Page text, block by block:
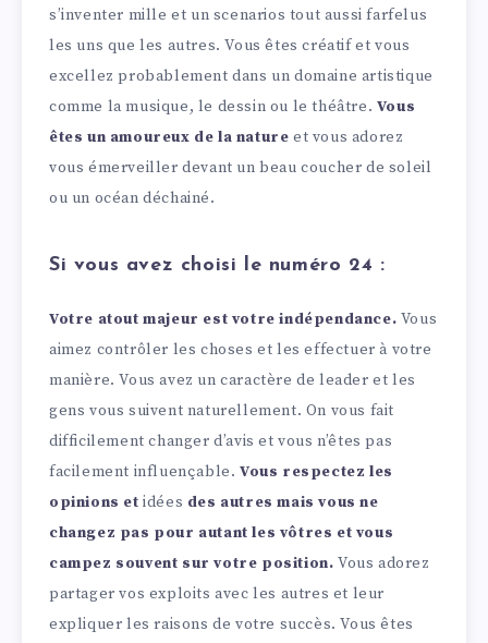
s’inventer mille et un scenarios tout aussi farfelus
les uns que les autres. Vous êtes créatif et vous
excellez probablement dans un domaine artistique
comme la musique, le dessin ou le théâtre. Vous
êtes un amoureux de la natureet vous adorez
vous émerveiller devant un beau coucher de soleil
ou un océan déchainé.
Si vous avez choisi le numéro 24 :
Votre atout majeur est votre indépendance. Vous
aimez contrôler les choses et les effectuer à votre
manière. Vous avez un caractère de leader et les
gens vous suivent naturellement. On vous fait
difficilement changer d’avis et vous n’êtes pas
facilement influençable.Vous respectez les
opinions etidées des autres mais vous ne
changez pas pour autant les vôtres et vous
campez souvent sur votre position. Vous adorez
partager vos exploits avec les autres et leur
expliquer les raisons de votre succès. Vous êtes